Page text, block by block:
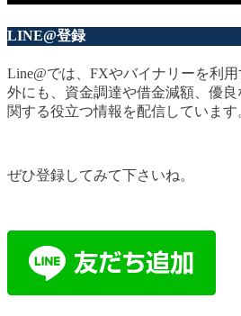
LINE@登録
Line@では、FXやバイナリーを利
外にも、資金調達や借金減額、優
関する役立つ情報を配信しています
ぜひ登録してみて下さいね。